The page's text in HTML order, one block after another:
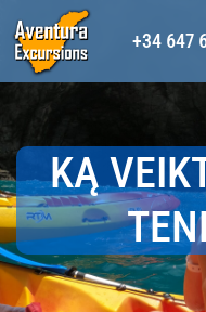
+34 647
KĄ